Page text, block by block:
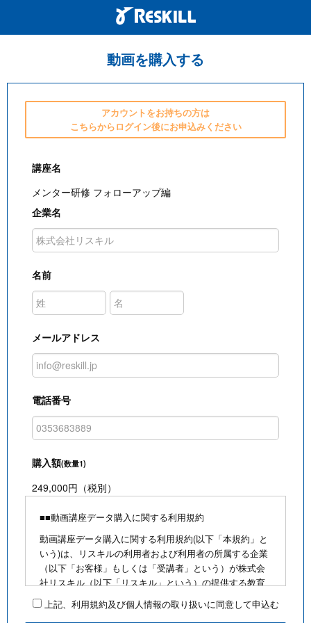
動画を購入する
アカウントをお持ちの方は
こちらからログイン後にお申込みください
講座名
メンター研修 フォローアップ編
企業名
名前
メールアドレス
電話番号
購入額(数量1)
249,000円（税別）
■■動画講座データ購入に関する利用規約
動画講座データ購入に関する利用規約(以下「本規約」と
いう)は、リスキルの利用者および利用者の所属する企業
（以下「お客様」もしくは「受講者」という）が株式会
社リスキル（以下「リスキル」という）の提供する教育
研修動画等(以下、リスキルが制作・販売・録画・配信等
する教育研修に係る動画及びテキスト等を総称して「著
上記、利用規約及び個人情報の取り扱いに同意して申込む